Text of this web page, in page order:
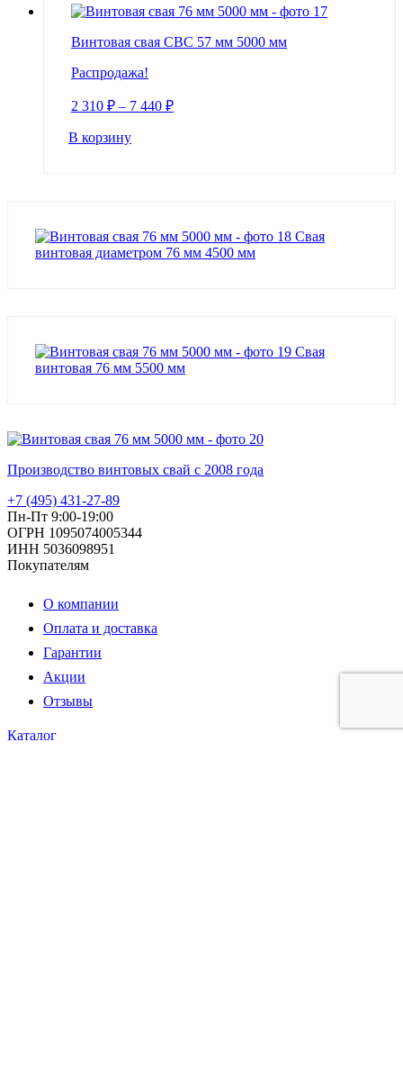
Винтовая свая СВС 57 мм 5000 мм
Распродажа!
2 310 ₽ – 7 440 ₽
В корзину
Свая
винтовая диаметром 76 мм 4500 мм
Свая
винтовая 76 мм 5500 мм
Производство винтовых свай с 2008 года
+7 (495) 431-27-89
Пн-Пт 9:00-19:00
ОГРН 1095074005344
ИНН 5036098951
Покупателям
О компании
Оплата и доставка
Гарантии
Акции
Отзывы
Каталог